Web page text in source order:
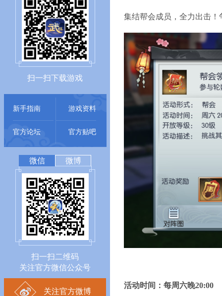
扫一扫下载游戏
新手指南 游戏资料
官方论坛 官方贴吧
微信 微博
扫一扫二维码
关注官方微信公众号
关注官方微博
集结帮会成员，全力出击
活动时间：每周六晚20:00